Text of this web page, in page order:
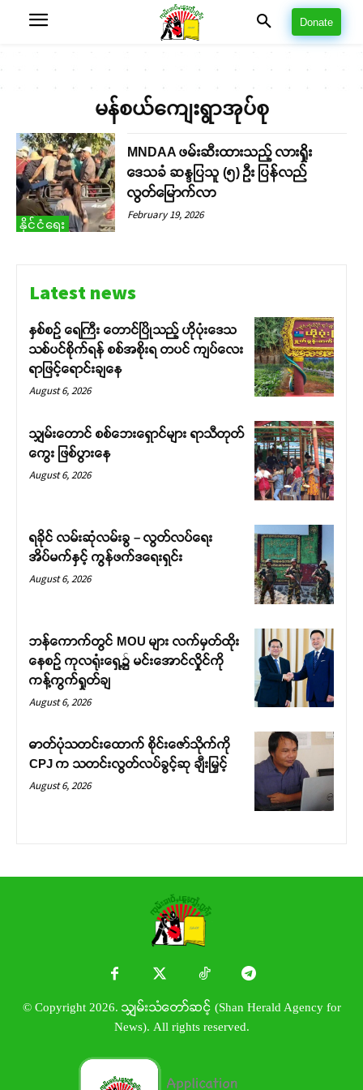
Donate
မန်စယ်ကျေးရွာအုပ်စု
နိုင်ငံရေး
MNDAA ဖမ်းဆီးထားသည့် လားရှိုး
ဒေသခံ ဆန္ဒပြသူ (၅) ဦး ပြန်လည်
လွတ်မြောက်လာ
February 19, 2026
Latest news
နှစ်စဉ် ရေကြီး တောင်ပြိုသည့် ဟိုပုံးဒေသ
သစ်ပင်စိုက်ရန် စစ်အစိုးရ တပင် ကျပ်လေး
ရာဖြင့်ရောင်းချနေ
August 6, 2026
သျှမ်းတောင် စစ်ဘေးရှောင်များ ရာသီတုတ်
ကွေး ဖြစ်ပွားနေ
August 6, 2026
ရခိုင် လမ်းဆုံလမ်းခွ – လွတ်လပ်ရေး
အိပ်မက်နှင့် ကွန်ဖက်ဒရေးရှင်း
August 6, 2026
ဘန်ကောက်တွင် MOU များ လက်မှတ်ထိုး
နေစဉ် ကုလရုံးရှေ့၌ မင်းအောင်လှိုင်ကို
ကန့်ကွက်ရှုတ်ချ
August 6, 2026
ဓာတ်ပုံသတင်းထောက် စိုင်းဇော်သိုက်ကို
CPJ က သတင်းလွတ်လပ်ခွင့်ဆု ချီးမြှင့်
August 6, 2026
© Copyright 2026. သျှမ်းသံတော်ဆင့် (Shan Herald Agency for
News). All rights reserved.